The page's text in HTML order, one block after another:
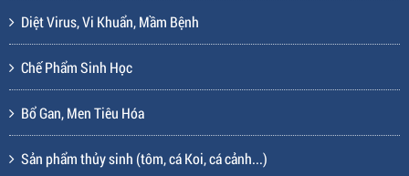
Diệt Virus, Vi Khuẩn, Mầm Bệnh
Chế Phẩm Sinh Học
Bổ Gan, Men Tiêu Hóa
Sản phẩm thủy sinh (tôm, cá Koi, cá cảnh...)